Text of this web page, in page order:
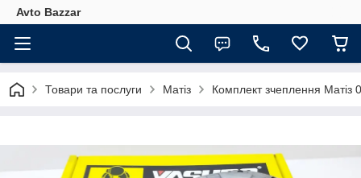
Avto Bazzar
Товари та послуги Матіз Комплект зчеплення Матіз